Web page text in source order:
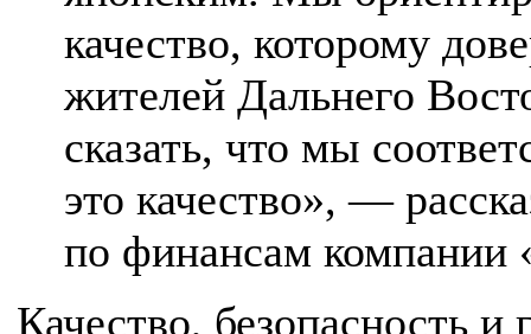
качество, которому
жителей Дальнего
сказать, что мы
это качество», —
по финансам компании
Качество, безопасность и